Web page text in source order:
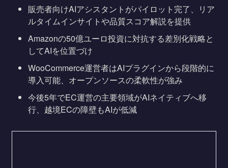
販売者向けAIアシスタントがパイロット完了、リア
ルタイムインサイトや品質スコア解説を提供
Amazonの50億ユーロ投資に対抗する差別化戦略と
してAIを位置づけ
WooCommerce運営者はAIプラグインから段階的に
導入可能、オープンソースの柔軟性が強み
今後5年でEC運営の主要領域がAIネイティブへ移
行、越境ECの障壁もAIが低減